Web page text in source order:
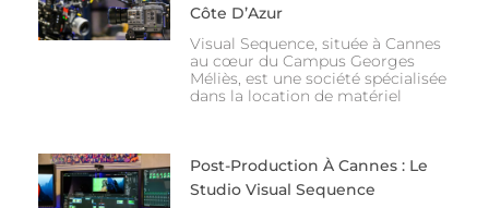
Côte D’Azur
Visual Sequence, située à Cannes
au cœur du Campus Georges
Méliès, est une société spécialisée
dans la location de matériel
Post-Production À Cannes : Le
Studio Visual Sequence